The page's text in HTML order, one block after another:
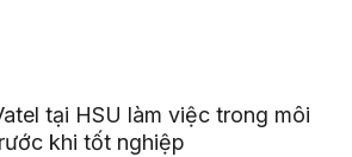
tại HSU làm việc trong môi
khi tốt nghiệp